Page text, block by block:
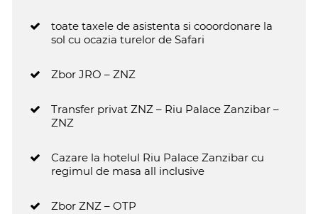
toate taxele de asistenta si cooordonare la
sol cu ocazia turelor de Safari
Zbor JRO – ZNZ
Transfer privat ZNZ – Riu Palace Zanzibar –
ZNZ
Cazare la hotelul Riu Palace Zanzibar cu
regimul de masa all inclusive
Zbor ZNZ – OTP